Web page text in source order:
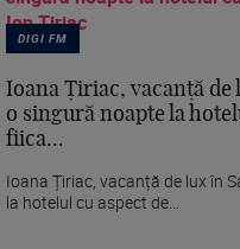
DIGI FM
Ioana Țiriac, vacanță
o singură noapte la
fiica...
Ioana Țiriac, vacanță de lux în
la hotelul cu aspect de...